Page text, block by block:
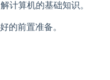
计算机的基础知识。
的前置准备。